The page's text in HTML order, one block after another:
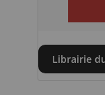
Librairie